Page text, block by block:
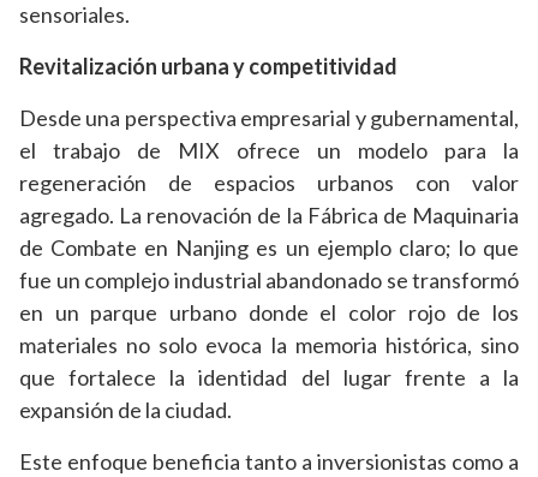
sensoriales.
Revitalización urbana y competitividad
Desde una perspectiva empresarial y gubernamental,
el trabajo de MIX ofrece un modelo para la
regeneración de espacios urbanos con valor
agregado. La renovación de la Fábrica de Maquinaria
de Combate en Nanjing es un ejemplo claro; lo que
fue un complejo industrial abandonado se transformó
en un parque urbano donde el color rojo de los
materiales no solo evoca la memoria histórica, sino
que fortalece la identidad del lugar frente a la
expansión de la ciudad.
Este enfoque beneficia tanto a inversionistas como a